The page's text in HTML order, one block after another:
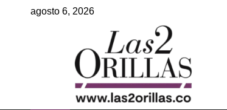
agosto 6, 2026